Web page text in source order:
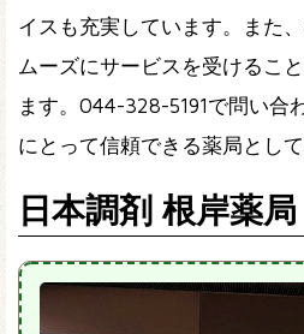
イスも充実しています。また
ムーズにサービスを受けるこ
ます。044-328-5191で問い合
にとって信頼できる薬局とし
日本調剤 根岸薬局